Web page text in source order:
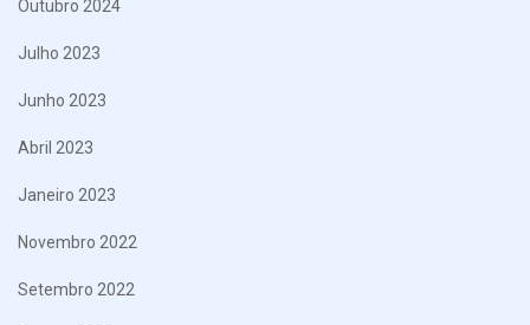
Outubro 2024
Julho 2023
Junho 2023
Abril 2023
Janeiro 2023
Novembro 2022
Setembro 2022